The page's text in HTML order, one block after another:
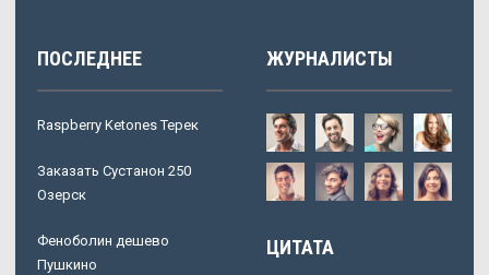
ПОСЛЕДНЕЕ
Raspberry Ketones Терек
Заказать Сустанон 250
Озерск
Феноболин дешево
Пушкино
ЖУРНАЛИСТЫ
ЦИТАТА